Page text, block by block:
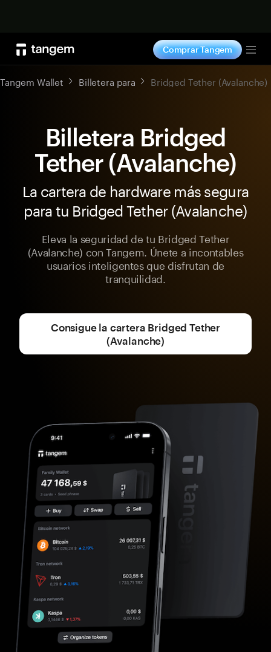
Comprar Tangem
Tangem Wallet Billetera para Bridged Tether (Avalanche)
Billetera Bridged
Tether (Avalanche)
La cartera de hardware más segura
para tu Bridged Tether (Avalanche)
Eleva la seguridad de tu Bridged Tether
(Avalanche) con Tangem. Únete a incontables
usuarios inteligentes que disfrutan de
tranquilidad.
Consigue la cartera Bridged Tether
(Avalanche)